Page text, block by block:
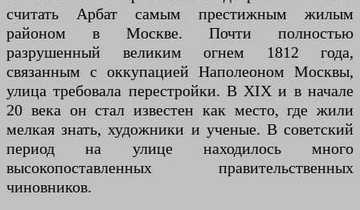
считать Арбат самым престижным жилым
районом в Москве. Почти полностью
разрушенный великим огнем 1812 года,
связанным с оккупацией Наполеоном Москвы,
улица требовала перестройки. В XIX и в начале
20 века он стал известен как место, где жили
мелкая знать, художники и ученые. В советский
период на улице находилось много
высокопоставленных правительственных
чиновников.